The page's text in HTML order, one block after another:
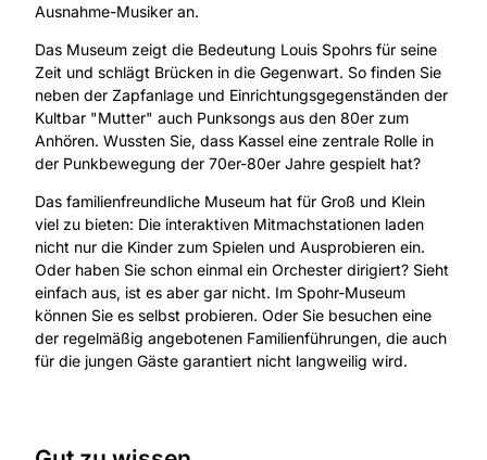
Ausnahme-Musiker an.
Das Museum zeigt die Bedeutung Louis Spohrs für seine
Zeit und schlägt Brücken in die Gegenwart. So finden Sie
neben der Zapfanlage und Einrichtungsgegenständen der
Kultbar "Mutter" auch Punksongs aus den 80er zum
Anhören. Wussten Sie, dass Kassel eine zentrale Rolle in
der Punkbewegung der 70er-80er Jahre gespielt hat?
Das familienfreundliche Museum hat für Groß und Klein
viel zu bieten: Die interaktiven Mitmachstationen laden
nicht nur die Kinder zum Spielen und Ausprobieren ein.
Oder haben Sie schon einmal ein Orchester dirigiert? Sieht
einfach aus, ist es aber gar nicht. Im Spohr-Museum
können Sie es selbst probieren. Oder Sie besuchen eine
der regelmäßig angebotenen Familienführungen, die auch
für die jungen Gäste garantiert nicht langweilig wird.